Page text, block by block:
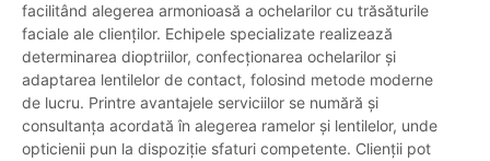
facilitând alegerea armonioasă a ochelarilor cu trăsăturile
faciale ale clienților. Echipele specializate realizează
determinarea dioptriilor, confecționarea ochelarilor și
adaptarea lentilelor de contact, folosind metode moderne
de lucru. Printre avantajele serviciilor se numără și
consultanța acordată în alegerea ramelor și lentilelor, unde
opticienii pun la dispoziție sfaturi competente. Clienții pot